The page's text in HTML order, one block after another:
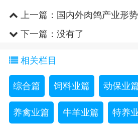
上一篇： 国内外肉鸽产业形
建议下一篇：没有了
相关栏目
综合篇 饲料业篇 动保业
养禽业篇 牛羊业篇 特养